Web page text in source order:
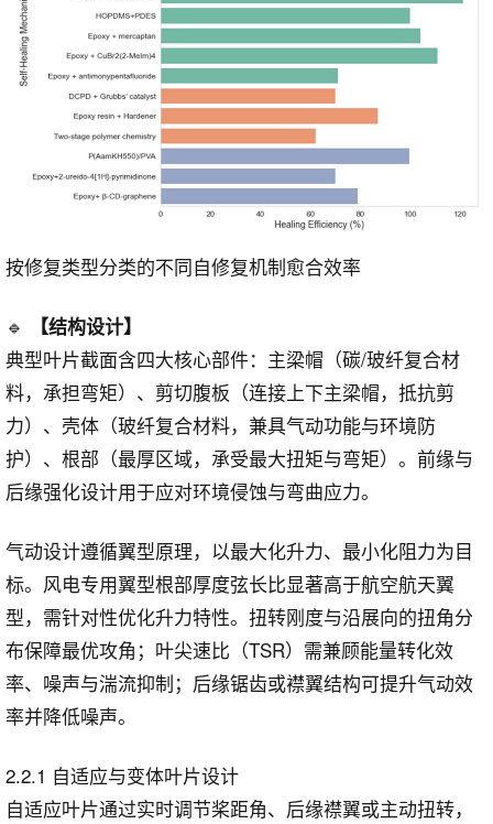
按修复类型分类的不同自修复机制愈合效率
🔹 【结构设计】
典型叶片截面含四大核心部件：主梁帽（碳/玻纤复合材
料，承担弯矩）、剪切腹板（连接上下主梁帽，抵抗剪
力）、壳体（玻纤复合材料，兼具气动功能与环境防
护）、根部（最厚区域，承受最大扭矩与弯矩）。前缘与
后缘强化设计用于应对环境侵蚀与弯曲应力。
气动设计遵循翼型原理，以最大化升力、最小化阻力为目
标。风电专用翼型根部厚度弦长比显著高于航空航天翼
型，需针对性优化升力特性。扭转刚度与沿展向的扭角分
布保障最优攻角；叶尖速比（TSR）需兼顾能量转化效
率、噪声与湍流抑制；后缘锯齿或襟翼结构可提升气动效
率并降低噪声。
2.2.1 自适应与变体叶片设计
自适应叶片通过实时调节桨距角、后缘襟翼或主动扭转，